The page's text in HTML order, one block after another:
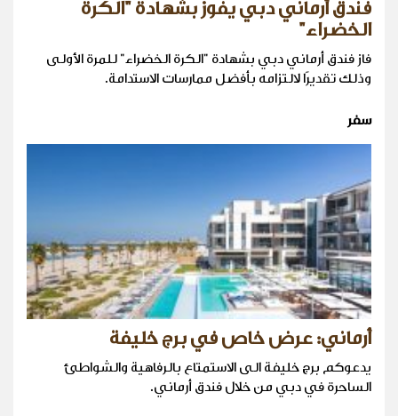
فندق أرماني دبي يفوز بشهادة "الكرة
الخضراء"
فاز فندق أرماني دبي بشهادة "الكرة الخضراء" للمرة الأولى
وذلك تقديرًا لالتزامه بأفضل ممارسات الاستدامة.
سفر
أرماني: عرض خاص في برج خليفة
يدعوكم برج خليفة الى الاستمتاع بالرفاهية والشواطئ
الساحرة في دبي من خلال فندق أرماني.